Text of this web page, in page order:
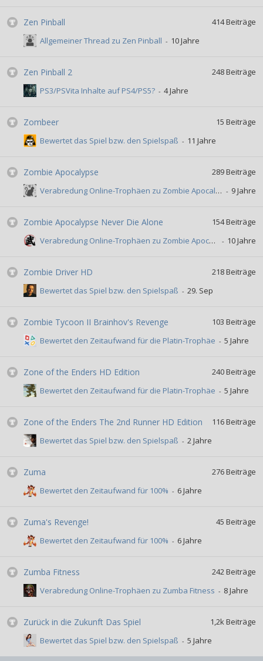
Zen Pinball 414Beiträge
Allgemeiner Thread zu Zen Pinball
Zen Pinball 2 248Beiträge
PS3/PSVita Inhalte auf PS4/PS5?
Zombeer 15 Beiträge
Bewertet das Spiel bzw. den Spielspaß
Zombie Apocalypse 289Beiträge
Verabredung Online-Trophäen zu Zombie Apocalypse
Zombie Apocalypse Never Die Alone 154Beiträge
Verabredung Online-Trophäen zu Zombie Apocalypse Never Die Alone
Zombie Driver HD 218Beiträge
Bewertet das Spiel bzw. den Spielspaß
Zombie Tycoon II Brainhov's Revenge 103 Beiträge
Bewertet den Zeitaufwand für die Platin-Trophäe
Zone of the Enders HD Edition 240Beiträge
Bewertet den Zeitaufwand für die Platin-Trophäe
Zone of the Enders The 2nd Runner HD Edition 116Beiträge
Bewertet das Spiel bzw. den Spielspaß
Zuma 276Beiträge
Bewertet den Zeitaufwand für 100%
Zuma's Revenge! 45 Beiträge
Bewertet den Zeitaufwand für 100%
Zumba Fitness 242Beiträge
Verabredung Online-Trophäen zu Zumba Fitness
Zurück in die Zukunft Das Spiel 1,2kBeiträge
Bewertet das Spiel bzw. den Spielspaß